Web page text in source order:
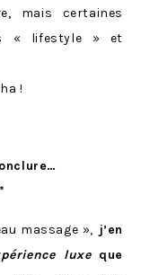
mais certaines
« lifestyle » et
!
massage », j’en
luxe que